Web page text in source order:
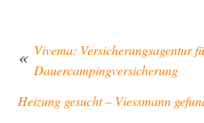
Beitragsnavigation
Vivema: Versicherungsagentur
Dauercampingversicherung
Heizung gesucht – Viessmann